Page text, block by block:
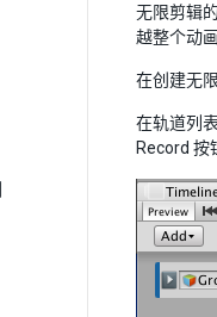
无限剪辑
越整个动
在创建无
在轨道列
Record